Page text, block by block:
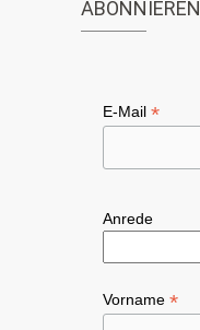
ABONNIEREN
E-Mail *
Anrede
Vorname *